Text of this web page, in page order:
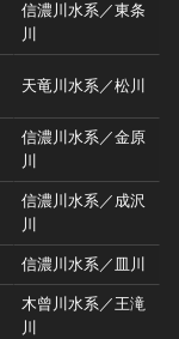
信濃川水系／東条
川
天竜川水系／松川
信濃川水系／金原
川
信濃川水系／成沢
川
信濃川水系／皿川
木曾川水系／王滝
川